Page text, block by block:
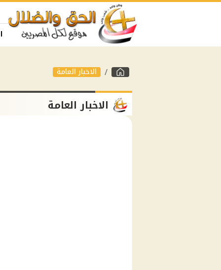
الاخبار العامة
الاخبار العامة